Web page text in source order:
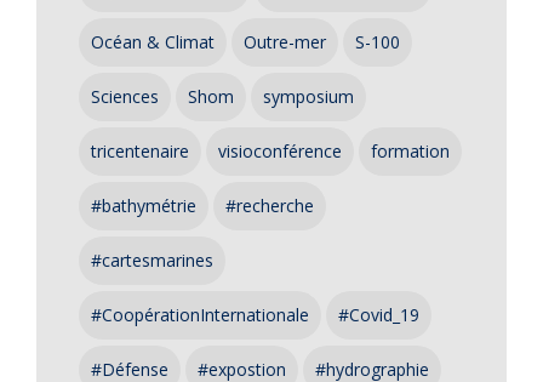
Océan & Climat Outre-mer S-100
Sciences Shom symposium
tricentenaire visioconférence formation
#bathymétrie #recherche
#cartesmarines
#CoopérationInternationale #Covid_19
#Défense #expostion #hydrographie